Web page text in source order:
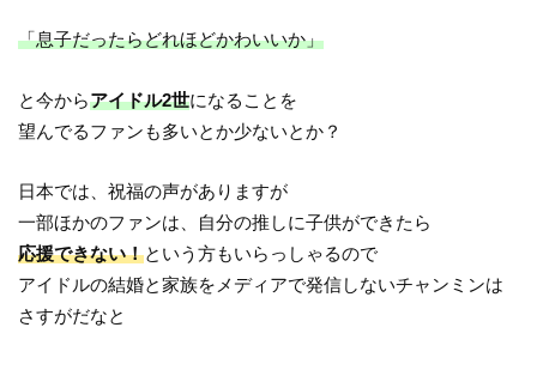
「息子だったらどれほどかわいいか」
と今からアイドル2世になることを
望んでるファンも多いとか少ないとか？
日本では、祝福の声がありますが
一部ほかのファンは、自分の推しに子供ができたら
応援できない！という方もいらっしゃるので
アイドルの結婚と家族をメディアで発信しないチャンミンは
さすがだなと